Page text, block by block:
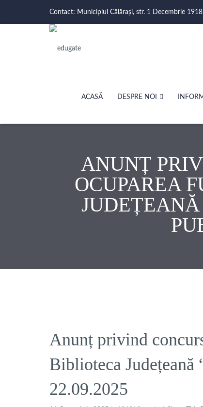
Contact: Municipiul Călărași, str. 1 Decembrie
ACASĂ DESPRE NOI
ANUNȚ
OCUPAREA
Anunț privind
Biblioteca Județeană
22.09.2025